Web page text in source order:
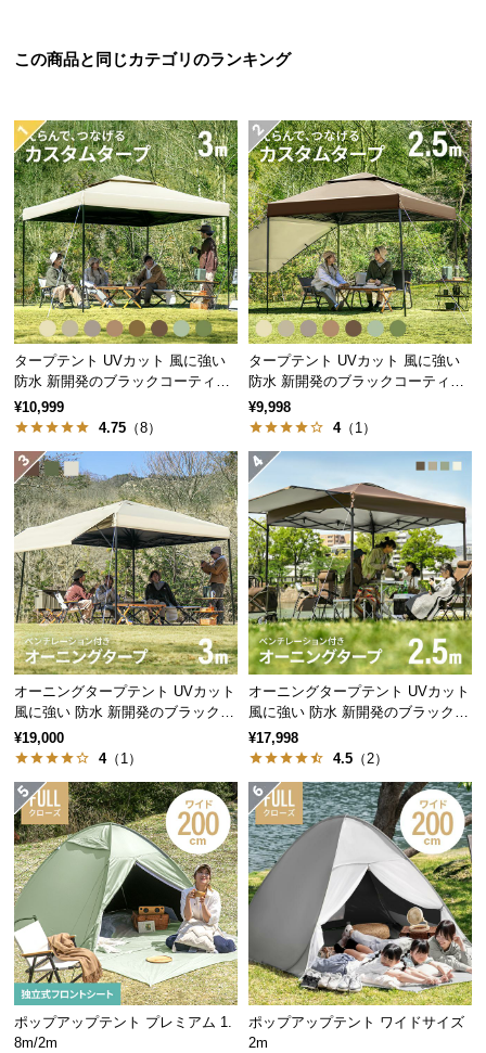
ス
い
て
搬
入
経
路
に
つ
い
て
返
品・
キ
ャ
ン
セ
ル
に
つ
い
て
証
つ
い
て
員
規
約
に
つ
この商品と同じカテゴリのランキング
タープテント UVカット 風に強い
防水 新開発のブラックコーティン
グタイプも 3m
¥10,999
4.75 （8）
タープテント UVカット 風に強い
防水 新開発のブラックコーティン
グタイプも 2.5m
¥9,998
4（1）
オーニングタープテント UVカット
風に強い 防水 新開発のブラックコ
ーティングタイプも 3m
¥19,000
4（1）
オーニングタープテント UVカット
風に強い 防水 新開発のブラックコ
ーティングタイプも 2.5m
¥17,998
4.5 （2）
ポップアップテント プレミアム 1.
8m/2m
ポップアップテント ワイドサイズ
2m